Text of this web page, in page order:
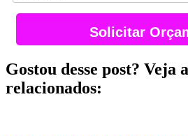
Solicitar
Gostou desse post? Veja
relacionados: